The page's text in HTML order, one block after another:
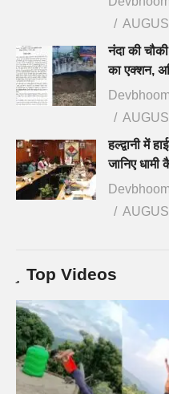
नंदा की
का एक्शन,
हल्द्वानी में
जानिए
Top Videos